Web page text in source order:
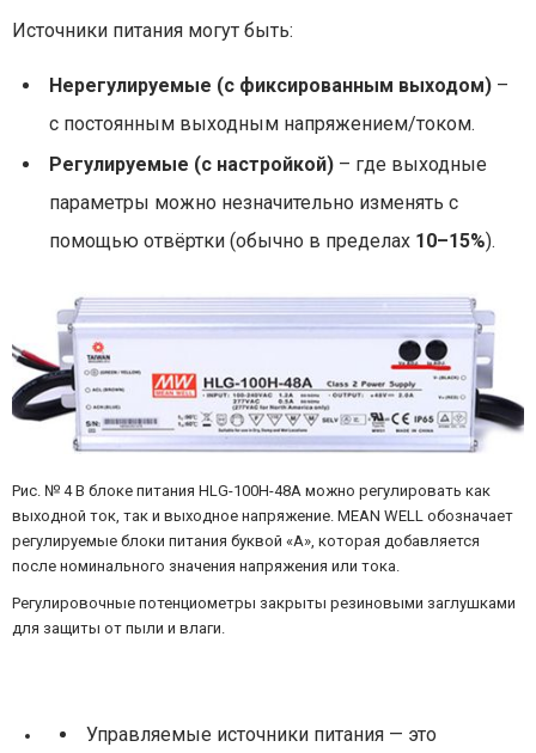
Источники питания могут быть:
Нерегулируемые (с фиксированным выходом) –
с постоянным выходным напряжением/током.
Регулируемые (с настройкой) – где выходные
параметры можно незначительно изменять с
помощью отвёртки (обычно в пределах 10–15%).
Рис. № 4 В блоке питания HLG-100H-48A можно регулировать как
выходной ток, так и выходное напряжение. MEAN WELL обозначает
регулируемые блоки питания буквой «A», которая добавляется
после номинального значения напряжения или тока.
Регулировочные потенциометры закрыты резиновыми заглушками
для защиты от пыли и влаги.
Управляемые источники питания — это